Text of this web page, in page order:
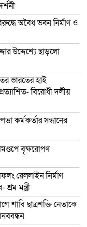
অবৈধ ভবন নির্মাণ ও
উদ্দেশ্যে ছাড়লো
ভারতের হাই
বিরোধী দলীয়
কর্মকর্তার সন্ধানের
বৃক্ষরোপণ
রেললাইন নির্মাণ
মন্ত্রী
শাবি ছাত্রশক্তি নেতাকে